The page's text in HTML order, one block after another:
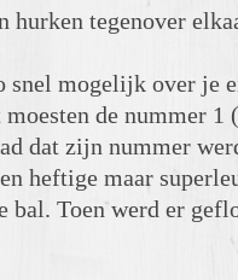
hurken tegenover
snel mogelijk over je
de nummer
dat zijn nummer
heftige maar
Toen werd er